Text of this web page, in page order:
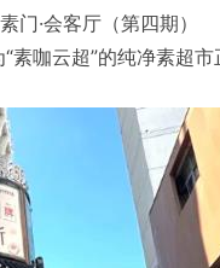
·会客厅（第四期）
咖云超”的纯净素超市